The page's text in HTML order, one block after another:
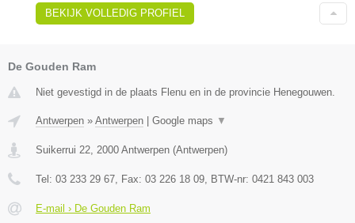
BEKIJK VOLLEDIG PROFIEL
De Gouden Ram
Niet gevestigd in de plaats Flenu en in de provincie Henegouwen.
Antwerpen » Antwerpen Google maps ▼
Suikerrui 22, 2000 Antwerpen (Antwerpen)
Tel: 03 233 29 67, Fax: 03 226 18 09, BTW-nr: 0421 843 003
E-mail › De Gouden Ram